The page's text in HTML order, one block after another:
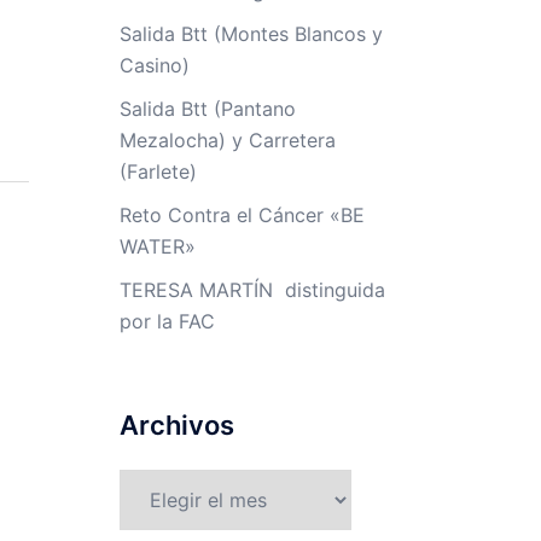
Salida Btt (Montes Blancos y
Casino)
Salida Btt (Pantano
Mezalocha) y Carretera
(Farlete)
Reto Contra el Cáncer «BE
WATER»
TERESA MARTÍN distinguida
por la FAC
Archivos